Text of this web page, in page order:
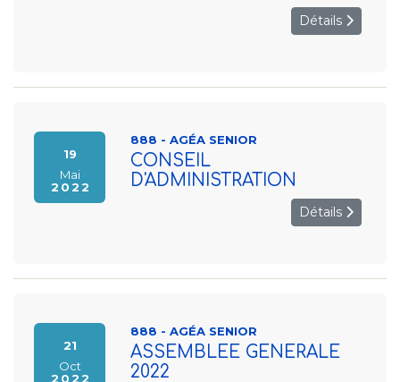
Détails
19
Mai
2022
888 - AGÉA SENIOR
CONSEIL
D'ADMINISTRATION
Détails
21
Oct
2022
888 - AGÉA SENIOR
ASSEMBLEE GENERALE
2022